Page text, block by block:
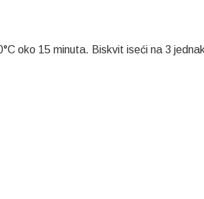
oko 15 minuta. Biskvit iseći na 3